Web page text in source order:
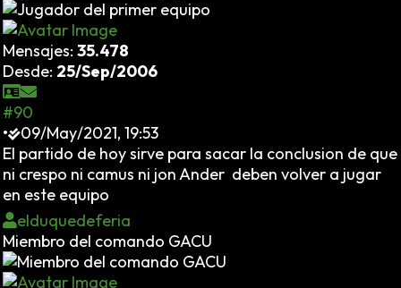
Mensajes: 35.478
Desde: 25/Sep/2006
#90
•
09/May/2021, 19:53
El partido de hoy sirve para sacar la conclusion de que
ni crespo ni camus ni jon Ander deben volver a jugar
en este equipo
elduquedeferia
Miembro del comando GACU